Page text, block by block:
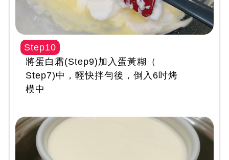
Step10
將蛋白霜(Step9)加入蛋黃糊（
Step7)中，輕快拌勻後，倒入6吋烤
模中